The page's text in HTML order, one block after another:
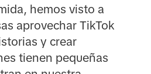
hemos visto a
aprovechar TikTok
y crear
tienen pequeñas